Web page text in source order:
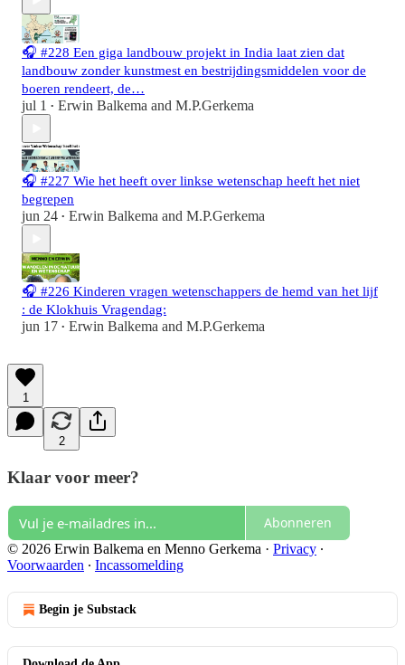
🎧 #228 Een giga landbouw projekt in India laat zien dat
landbouw zonder kunstmest en bestrijdingsmiddelen voor de
boeren rendeert, de…
jul 1 • Erwin Balkema and M.P.Gerkema
🎧 #227 Wie het heeft over linkse wetenschap heeft het niet
begrepen
jun 24 • Erwin Balkema and M.P.Gerkema
🎧 #226 Kinderen vragen wetenschappers de hemd van het lijf
: de Klokhuis Vragendag:
jun 17 • Erwin Balkema and M.P.Gerkema
1
2
Klaar voor meer?
Abonneren
© 2026 Erwin Balkema en Menno Gerkema · Privacy ∙
Voorwaarden ∙ Incassomelding
Begin je Substack